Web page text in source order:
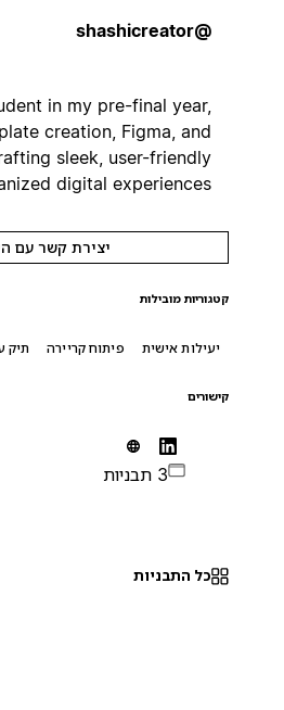
student in my pre-final year,
creation, Figma, and
crafting sleek, user-friendly
digital experiences.
יצירת קשר עם היוצר/ת
קטגוריות מובילות
יעילות אישית פיתוח קריירה תיק עבודות
כל התבניות